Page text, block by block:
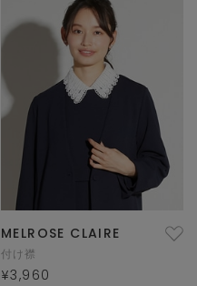
MELROSE CLAIRE
付け襟
¥3,960